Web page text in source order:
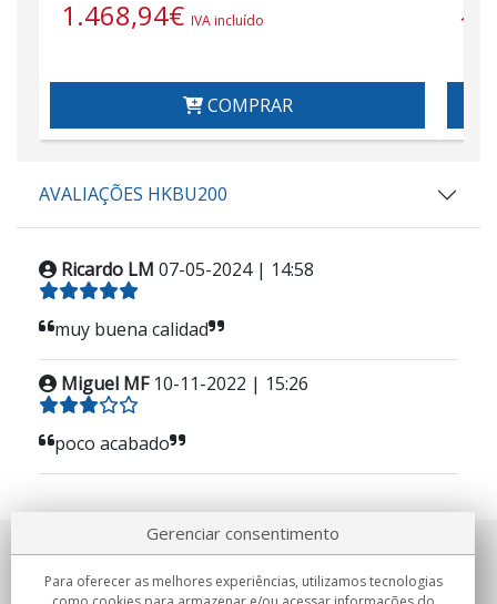
1.468,94€ IVA incluído
COMPRAR
AVALIAÇÕES HKBU200
Ricardo LM 07-05-2024 | 14:58
muy buena calidad
Miguel MF 10-11-2022 | 15:26
poco acabado
Sobre nosotros
Gerenciar consentimento
Para oferecer as melhores experiências, utilizamos tecnologias